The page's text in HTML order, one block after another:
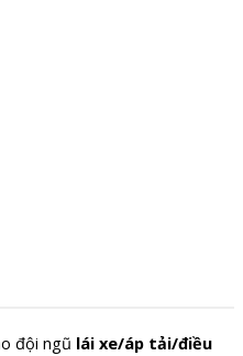
đội ngũ lái xe/áp tải/điều